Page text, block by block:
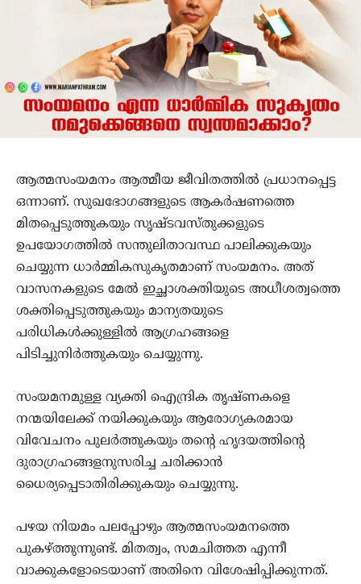
ആത്മസംയമനം ആത്മീയ ജീവിതത്തില്‍ പ്രധാനപ്പെട്ട
ഒന്നാണ്. സുഖഭോഗങ്ങളുടെ ആകര്‍ഷണത്തെ
മിതപ്പെടുത്തുകയും സൃഷ്ടവസ്തുക്കളുടെ
ഉപയോഗത്തില്‍ സന്തുലിതാവസ്ഥ പാലിക്കുകയും
ചെയ്യുന്ന ധാര്‍മ്മികസുകൃതമാണ് സംയമനം. അത്
വാസനകളുടെ മേല്‍ ഇച്ഛാശക്തിയുടെ അധീശത്വത്തെ
ശക്തിപ്പെടുത്തുകയും മാന്യതയുടെ
പരിധികള്‍ക്കുള്ളില്‍ ആഗ്രഹങ്ങളെ
പിടിച്ചുനിര്‍ത്തുകയും ചെയ്യുന്നു.
സംയമനമുള്ള വ്യക്തി ഐന്ദ്രിക തൃഷ്ണകളെ
നന്മയിലേക്ക് നയിക്കുകയും ആരോഗ്യകരമായ
വിവേചനം പുലര്‍ത്തുകയും തന്റെ ഹൃദയത്തിന്റെ
ദുരാഗ്രഹങ്ങളനുസരിച്ച ചരിക്കാന്‍
ധൈര്യപ്പെടാതിരിക്കുകയും ചെയ്യുന്നു.
പഴയ നിയമം പലപ്പോഴും ആത്മസംയമനത്തെ
പുകഴ്ത്തുന്നുണ്ട്. മിതത്വം, സമചിത്തത എന്നീ
വാക്കുകളോടെയാണ് അതിനെ വിശേഷിപ്പിക്കുന്നത്.